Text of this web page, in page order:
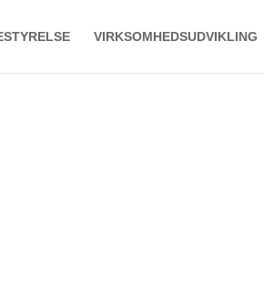
VIRKSOMHEDSUDVIKLING